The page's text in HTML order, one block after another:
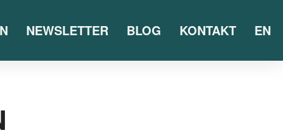
NEWSLETTER BLOG KONTAKT EN